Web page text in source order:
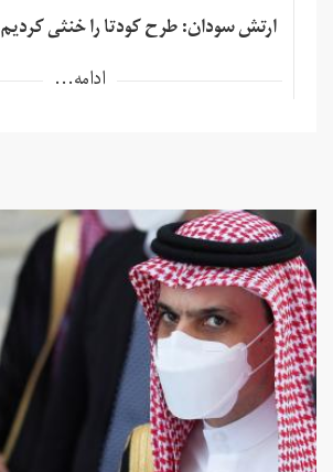
ارتش سودان: طرح کودتا را خنثی کردیم
ادامه...